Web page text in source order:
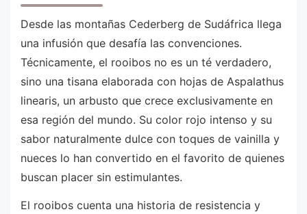
Desde las montañas Cederberg de Sudáfrica llega
una infusión que desafía las convenciones.
Técnicamente, el rooibos no es un té verdadero,
sino una tisana elaborada con hojas de Aspalathus
linearis, un arbusto que crece exclusivamente en
esa región del mundo. Su color rojo intenso y su
sabor naturalmente dulce con toques de vainilla y
nueces lo han convertido en el favorito de quienes
buscan placer sin estimulantes.
El rooibos cuenta una historia de resistencia y